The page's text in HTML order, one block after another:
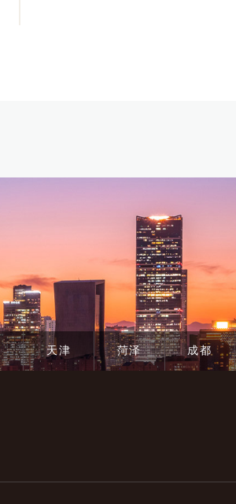
天津 菏泽 成都